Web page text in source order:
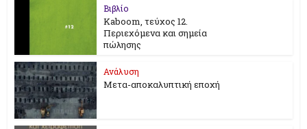
Βιβλίο
Kaboom, τεύχος 12.
Περιεχόμενα και σημεία
πώλησης
Ανάλυση
Μετα-αποκαλυπτική εποχή